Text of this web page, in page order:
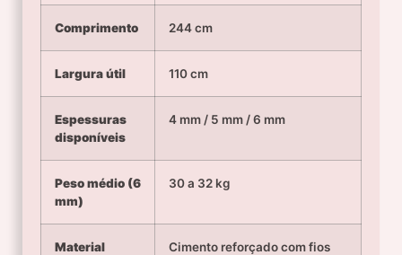
Comprimento 244 cm
Largura útil 110 cm
Espessuras
disponíveis
4 mm / 5 mm / 6 mm
Peso médio (6
mm)
30 a 32 kg
Material
Cimento reforçado com fios